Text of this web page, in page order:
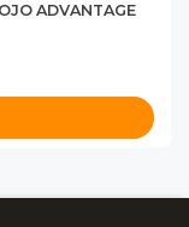
ADVANTAGE